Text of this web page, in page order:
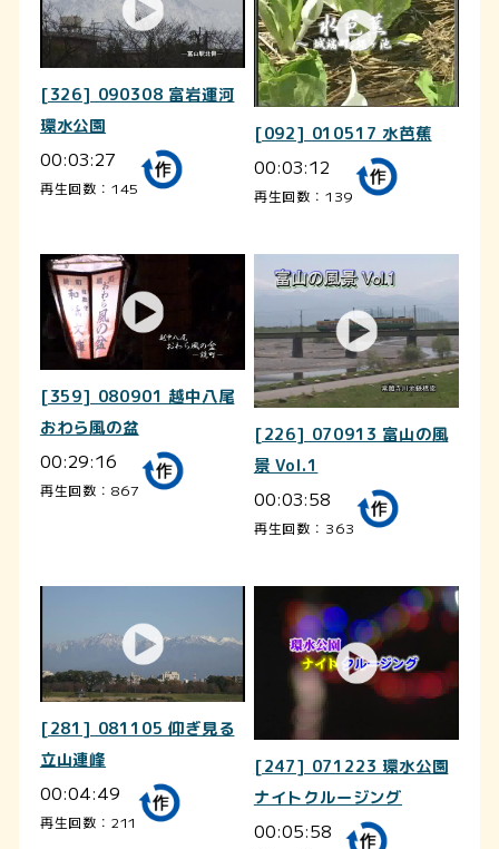
[326] 090308 富岩運河
環水公園
00:03:27
再生回数：145
[092] 010517 水芭蕉
00:03:12
再生回数：139
[359] 080901 越中八尾
おわら風の盆
00:29:16
再生回数：867
[226] 070913 富山の風
景 Vol.1
00:03:58
再生回数：363
[281] 081105 仰ぎ見る
立山連峰
00:04:49
再生回数：211
[247] 071223 環水公園
ナイトクルージング
00:05:58